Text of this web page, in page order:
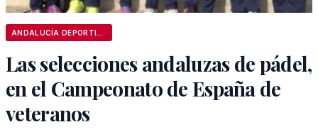
Las selecciones andaluzas de pádel,
en el Campeonato de España de
veteranos